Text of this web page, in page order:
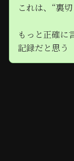
これは、“裏
もっと正確に
記録だと思う